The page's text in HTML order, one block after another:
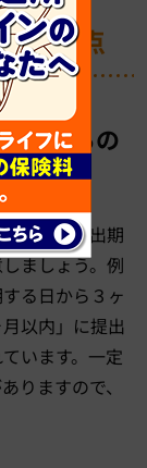
注意点
もあるの
明書の提出期
ましょう。例
る日から３ヶ
以内」に提出
います。一定
りますので、